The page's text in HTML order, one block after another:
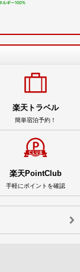
楽天トラベル
簡単宿泊予約！
楽天PointClub
手軽にポイントを確認